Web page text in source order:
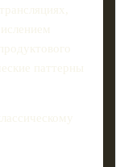
паттерны